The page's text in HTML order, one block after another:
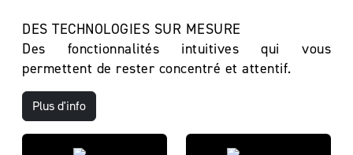
DES TECHNOLOGIES SUR MESURE
Des fonctionnalités intuitives qui vous
permettent de rester concentré et attentif.
Plus d'info